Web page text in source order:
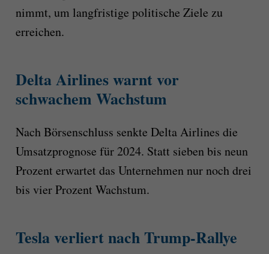
nimmt, um langfristige politische Ziele zu
erreichen.
Delta Airlines warnt vor
schwachem Wachstum
Nach Börsenschluss senkte Delta Airlines die
Umsatzprognose für 2024. Statt sieben bis neun
Prozent erwartet das Unternehmen nur noch drei
bis vier Prozent Wachstum.
Tesla verliert nach Trump-Rallye